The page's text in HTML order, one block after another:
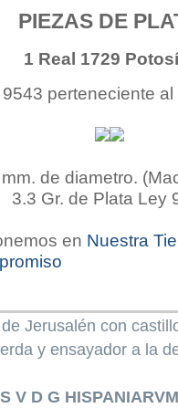
PIEZAS DE
1 Real 1729
perteneciente al
de diametro.
3.3 Gr. de Plata Ley
en Nuestra
Jerusalén con
y ensayador a la
V D G